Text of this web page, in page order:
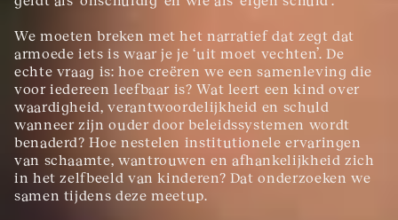
We moeten breken met het narratief dat zegt dat
armoede iets is waar je je ‘uit moet vechten’. De
echte vraag is: hoe creëren we een samenleving die
voor iedereen leefbaar is? Wat leert een kind over
waardigheid, verantwoordelijkheid en schuld
wanneer zijn ouder door beleidssystemen wordt
benaderd? Hoe nestelen institutionele ervaringen
van schaamte, wantrouwen en afhankelijkheid zich
in het zelfbeeld van kinderen? Dat onderzoeken we
samen tijdens deze meetup.